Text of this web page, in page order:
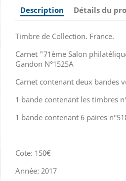
Description Détails du
Timbre de Collection. France.
Carnet "71ème Salon
Gandon N°1525A
Carnet contenant deux bandes
1 bande contenant les timbres
1 bande contenant 6 paires
Cote: 150€
Année: 2017